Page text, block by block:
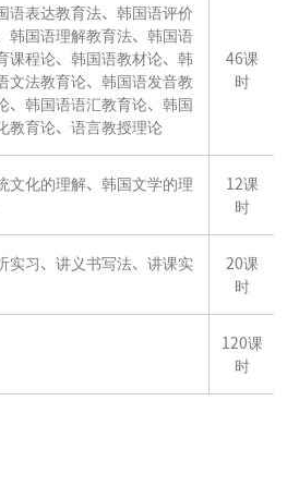
语表达教育法、韩国语评价
韩国语理解教育法、韩国语
课程论、韩国语教材论、韩
文法教育论、韩国语发音教
、韩国语语汇教育论、韩国
教育论、语言教授理论
46课
时
文化的理解、韩国文学的理
12课
时
实习、讲义书写法、讲课实
20课
时
120课
时